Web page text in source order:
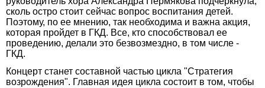
сколь остро стоит сейчас вопрос воспитания детей.
Поэтому, по ее мнению, так необходима и важна акция,
которая пройдет в ГКД. Все, кто способствовал ее
проведению, делали это безвозмездно, в том числе -
ГКД.
Концерт станет составной частью цикла "Стратегия
возрождения". Главная идея цикла состоит в том, чтобы